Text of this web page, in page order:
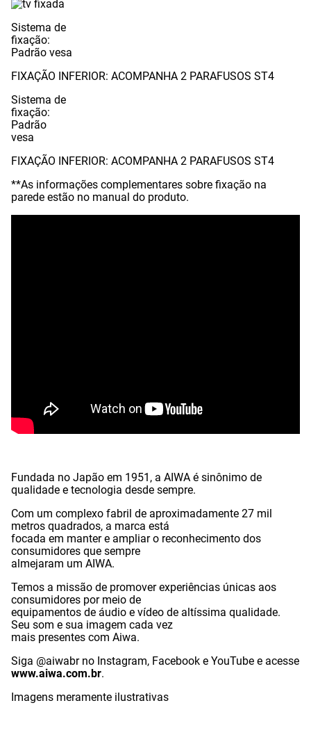
Sistema de
fixação:
Padrão vesa
FIXAÇÃO INFERIOR: ACOMPANHA 2 PARAFUSOS ST4
Sistema de
fixação:
Padrão
vesa
FIXAÇÃO INFERIOR: ACOMPANHA 2 PARAFUSOS ST4
**As informações complementares sobre fixação na
parede estão no manual do produto.
Fundada no Japão em 1951, a AIWA é sinônimo de
qualidade e tecnologia desde sempre.
Com um complexo fabril de aproximadamente 27 mil
metros quadrados, a marca está
focada em manter e ampliar o reconhecimento dos
consumidores que sempre
almejaram um AIWA.
Temos a missão de promover experiências únicas aos
consumidores por meio de
equipamentos de áudio e vídeo de altíssima qualidade.
Seu som e sua imagem cada vez
mais presentes com Aiwa.
Siga @aiwabr no Instagram, Facebook e YouTube e acesse
www.aiwa.com.br.
Imagens meramente ilustrativas